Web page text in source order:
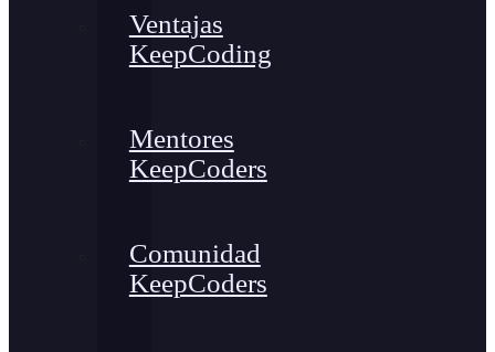
Ventajas
KeepCoding
Mentores
KeepCoders
Comunidad
KeepCoders